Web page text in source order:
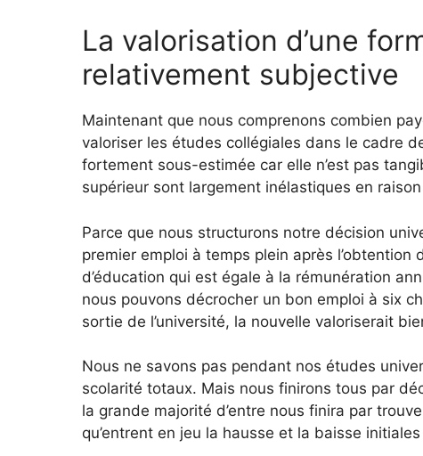
La valorisation d’une
relativement subjective
Maintenant que nous comprenons combien
valoriser les études collégiales dans le cadre
fortement sous-estimée car elle n’est pas
supérieur sont largement inélastiques en
Parce que nous structurons notre décision
premier emploi à temps plein après
d’éducation qui est égale à la rémunération
nous pouvons décrocher un bon emploi à six
sortie de l’université, la nouvelle valoriserait
Nous ne savons pas pendant nos études
scolarité totaux. Mais nous finirons tous par
la grande majorité d’entre nous finira par
qu’entrent en jeu la hausse et la baisse